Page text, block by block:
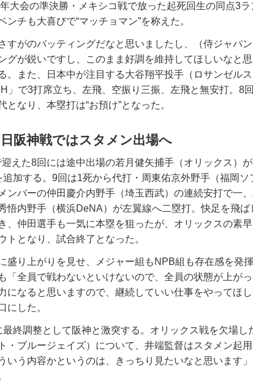
大会の準決勝・メキシコ戦で放った起死回生の同点3ラ
ンチも大喜びで“マッチョマン”を称えた。
すがのバッティングだなと思いましたし、（侍ジャパ
グが鋭いですし、このまま好調を維持してほしいなと
。また、日本中が注目する大谷翔平投手（ロサンゼル
」で3打席立ち、左飛、空振り三振、左飛と無安打。8
となり、本塁打は“お預け”となった。
阪神戦ではスタメン出場へ
えた8回には途中出場の若月健矢捕手（オリックス）
追加する。9回は1死から代打・周東佑京外野手（福岡ソ
ンバーの仲田慶介内野手（埼玉西武）の連続安打で一
悟内野手（横浜DeNA）が左翼線へ二塁打。快足を飛ば
、仲田選手も一気に本塁を狙ったが、オリックスの素
トとなり、試合終了となった。
盛り上がりを見せ、メジャー組もNPB組も存在感を発
「全員で戦わないといけないので、全員の状態が上がっ
になると思いますので、継続していい仕事をやってほ
にした。
終調整として阪神と激突する。オリックス戦を欠場し
・ブルージェイズ）について、井端監督はスタメン起用
いう内容かというのは、きっちり見たいなと思います